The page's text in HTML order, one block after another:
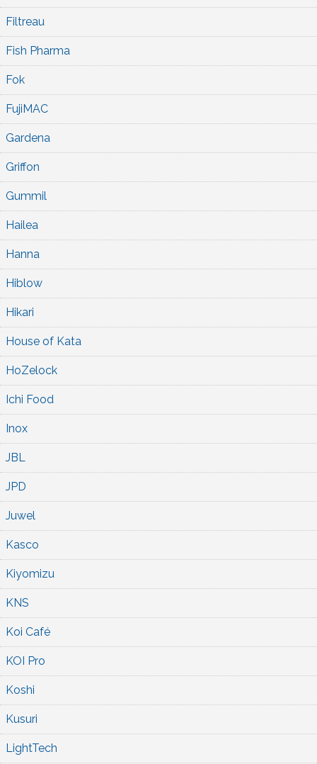
Filtreau
Fish Pharma
Fok
FujiMAC
Gardena
Griffon
Gummil
Hailea
Hanna
Hiblow
Hikari
House of Kata
HoZelock
Ichi Food
Inox
JBL
JPD
Juwel
Kasco
Kiyomizu
KNS
Koi Café
KOI Pro
Koshi
Kusuri
LightTech